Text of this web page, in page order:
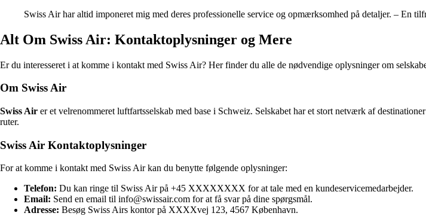
Swiss Air har altid imponeret mig med deres professionelle service og opmærksomhed på detaljer. – En
Alt Om Swiss Air: Kontaktoplysninger og Mere
Er du interesseret i at komme i kontakt med Swiss Air? Her finder du alle de nødvendige oplysninger om
Om Swiss Air
Swiss Air er et velrenommeret luftfartsselskab med base i Schweiz. Selskabet har et stort netværk af
ruter.
Swiss Air Kontaktoplysninger
For at komme i kontakt med Swiss Air kan du benytte følgende oplysninger:
Telefon: Du kan ringe til Swiss Air på +45 XXXXXXXX for at tale med en kundeservicemedarbejder.
Email: Send en email til info@swissair.com for at få svar på dine spørgsmål.
Adresse: Besøg Swiss Airs kontor på XXXXvej 123, 4567 København.